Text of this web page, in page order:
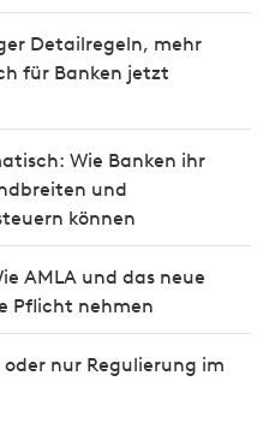
Detailregeln, mehr
für Banken jetzt
Wie Banken ihr
und
können
AMLA und das neue
Pflicht nehmen
oder nur Regulierung im